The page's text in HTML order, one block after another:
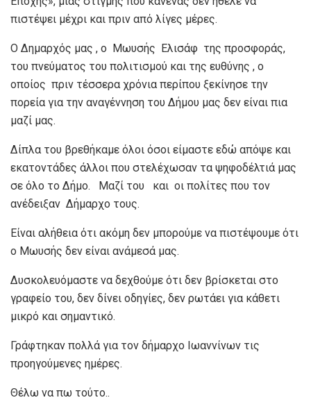
πιστέψει μέχρι και πριν από λίγες μέρες.
Ο Δημαρχός μας , ο Μωυσής Ελισάφ της προσφοράς,
του πνεύματος του πολιτισμού και της ευθύνης , ο
οποίος πριν τέσσερα χρόνια περίπου ξεκίνησε την
πορεία για την αναγέννηση του Δήμου μας δεν είναι πια
μαζί μας.
Δίπλα του βρεθήκαμε όλοι όσοι είμαστε εδώ απόψε και
εκατοντάδες άλλοι που στελέχωσαν τα ψηφοδέλτιά μας
σε όλο το Δήμο. Μαζί του και οι πολίτες που τον
ανέδειξαν Δήμαρχο τους.
Είναι αλήθεια ότι ακόμη δεν μπορούμε να πιστέψουμε ότι
ο Μωυσής δεν είναι ανάμεσά μας.
Δυσκολευόμαστε να δεχθούμε ότι δεν βρίσκεται στο
γραφείο του, δεν δίνει οδηγίες, δεν ρωτάει για κάθετι
μικρό και σημαντικό.
Γράφτηκαν πολλά για τον δήμαρχο Ιωαννίνων τις
προηγούμενες ημέρες.
Θέλω να πω τούτο..